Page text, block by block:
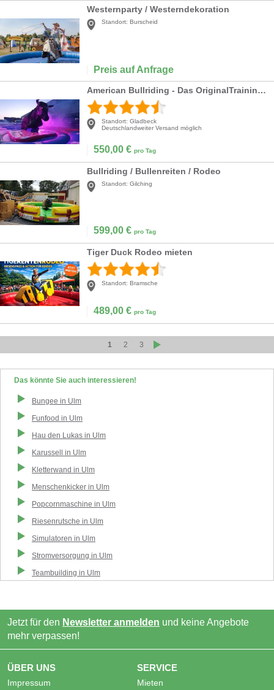
Westernparty / Westerndekoration
Standort: Burscheid
Preis auf Anfrage
American Bullriding - Das OriginalTrainingsgerät der Cowboys direkt aus den USA.
Standort: Gladbeck
Deutschlandweiter Versand möglich
550,00 € pro Tag
Bullriding / Bullenreiten / Rodeo
Standort: Gilching
599,00 € pro Tag
Tiger Duck Rodeo mieten
Standort: Bramsche
489,00 € pro Tag
1 2 3
Das könnte Sie auch interessieren!
Bungee in Ulm
Funfood in Ulm
Hau den Lukas in Ulm
Karussell
in Ulm
Kletterwand in Ulm
Menschenkicker in Ulm
Popcornmaschine in Ulm
Riesenrutsche in Ulm
Simulatoren in Ulm
Stromversorgung in Ulm
Teambuilding in Ulm
Jetzt für den Newsletter anmelden und keine Angebote
mehr verpassen!
ÜBER UNS
Impressum
SERVICE
Mieten